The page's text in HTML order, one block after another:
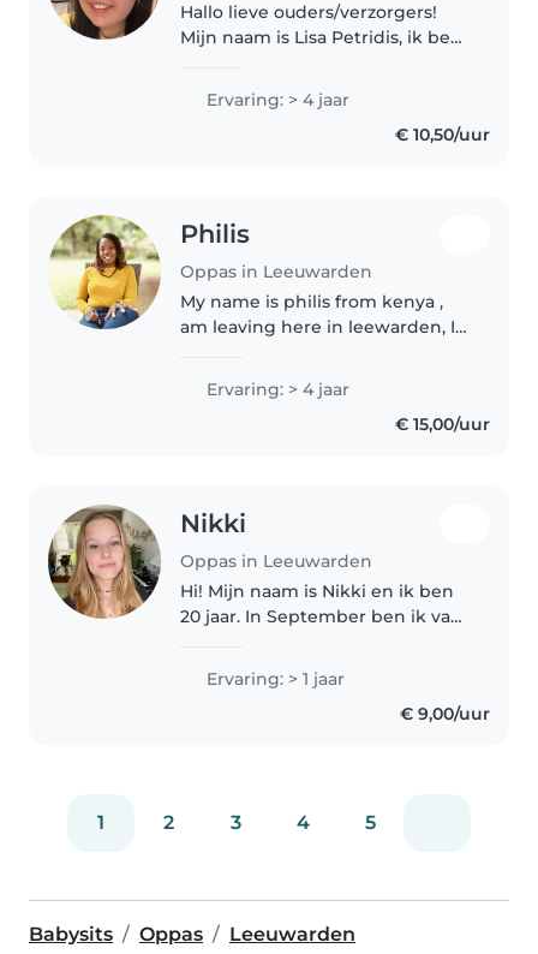
Hallo lieve ouders/verzorgers!
Mijn naam is Lisa Petridis, ik ben
Leeuwarden. Ik pas inmiddels al
4+ jaar op, en ik heb er onwijs
veel plezier in. De leeftijden..
Ervaring: > 4 jaar
€ 10,50/uur
Philis
Oppas in Leeuwarden
My name is philis from kenya ,
am leaving here in leewarden, I
was doing baby sitting job in
kenya for four years , am patient
Ervaring: > 4 jaar
€ 15,00/uur
Nikki
Oppas in Leeuwarden
Hi! Mijn naam is Nikki en ik ben
20 jaar. In September ben ik van
om mijn studie bij NHL-Stenden
te volgen. ik ben een erg sociaal,
Ervaring: > 1 jaar
€ 9,00/uur
1 2 3 4 5
Babysits Oppas Leeuwarden